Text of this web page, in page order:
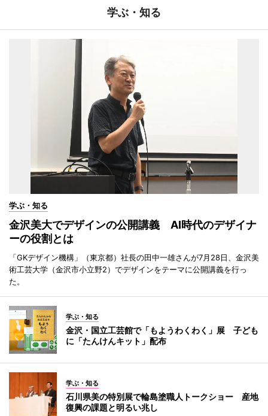
学ぶ・知る
学ぶ・知る
金沢美大でデザインの公開講義 AI時代のデザイナ
ーの役割とは
「GKデザイン機構」（東京都）社長の田中一雄さんが7月28日、金沢美
術工芸大学（金沢市小立野2）でデザインをテーマに公開講義を行っ
た。
学ぶ・知る
金沢・国立工芸館で「もようわくわく」展 子ども
に「たんけんキット」配布
学ぶ・知る
石川県美の特別展で輪島塗職人トークショー 産地
復興の課題と明るい兆し